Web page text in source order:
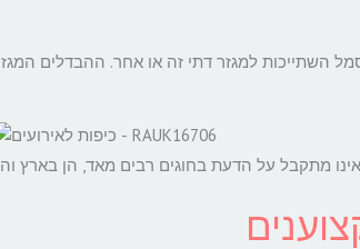
השתייכות למגזר דתי זה או אחר. ההבדלים
מתקבל על הדעת בחוגים רבים מאד, הן בארץ